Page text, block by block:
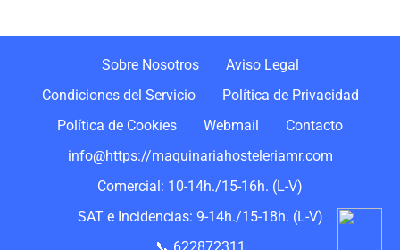
Sobre Nosotros
Aviso Legal
Condiciones del Servicio
Política de Privacidad
Política de Cookies
Webmail
Contacto
info@https://maquinariahosteleriamr.com
Comercial: 10-14h./15-16h. (L-V)
SAT e Incidencias: 9-14h./15-18h. (L-V)